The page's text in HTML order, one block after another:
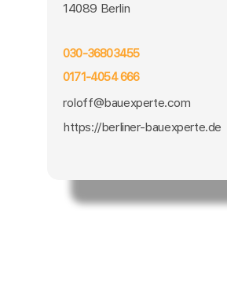
14089 Berlin
030-36803455
0171-4054 666
roloff@bauexperte.com
https://berliner-bauexperte.de